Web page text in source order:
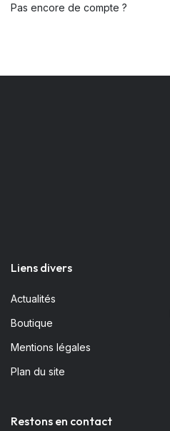
Pas encore de compte ?
Liens divers
Actualités
Boutique
Mentions légales
Plan du site
Restons en contact